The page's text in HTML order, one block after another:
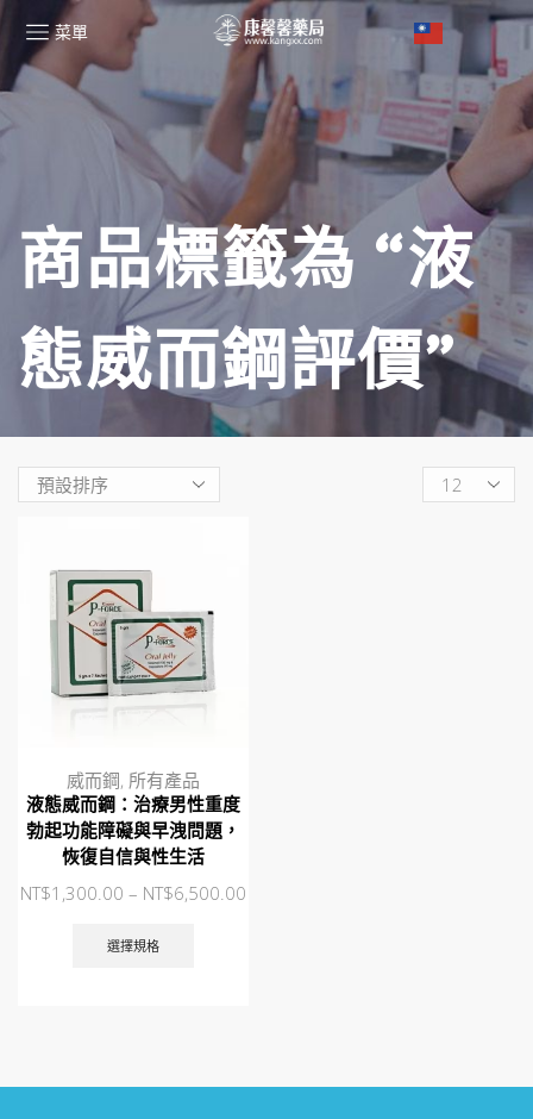
菜單
商品標籤為 “液
態威而鋼評價”
Products
per
威而鋼, 所有產品
液態威而鋼：治療男性重度
勃起功能障礙與早洩問題，
恢復自信與性生活
NT$1,300.00 – NT$6,500.00
選擇規格